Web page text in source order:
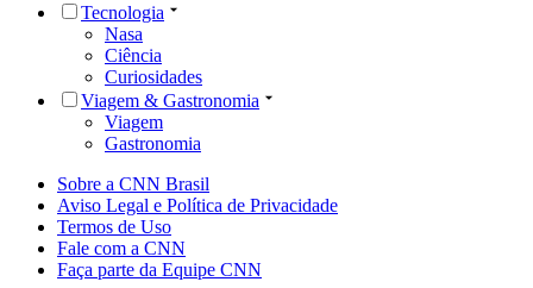
Tecnologia
Nasa
Ciência
Curiosidades
Viagem & Gastronomia
Viagem
Gastronomia
Sobre a CNN Brasil
Aviso Legal e Política de Privacidade
Termos de Uso
Fale com a CNN
Faça parte da Equipe CNN